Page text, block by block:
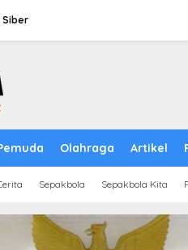
Siber
Olahraga Artikel
Sepakbola Sepakbola Kita